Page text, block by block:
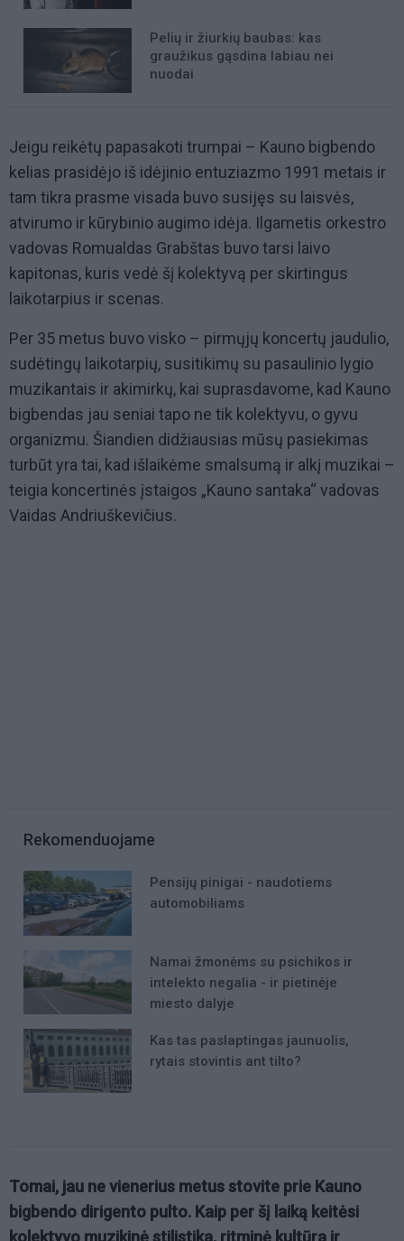
Pelių ir žiurkių baubas: kas
graužikus gąsdina labiau nei
nuodai
Jeigu reikėtų papasakoti trumpai – Kauno bigbendo
kelias prasidėjo iš idėjinio entuziazmo 1991 metais ir
tam tikra prasme visada buvo susijęs su laisvės,
atvirumo ir kūrybinio augimo idėja. Ilgametis orkestro
vadovas Romualdas Grabštas buvo tarsi laivo
kapitonas, kuris vedė šį kolektyvą per skirtingus
laikotarpius ir scenas.
Per 35 metus buvo visko – pirmųjų koncertų jaudulio,
sudėtingų laikotarpių, susitikimų su pasaulinio lygio
muzikantais ir akimirkų, kai suprasdavome, kad Kauno
bigbendas jau seniai tapo ne tik kolektyvu, o gyvu
organizmu. Šiandien didžiausias mūsų pasiekimas
turbūt yra tai, kad išlaikėme smalsumą ir alkį muzikai –
teigia koncertinės įstaigos „Kauno santaka“ vadovas
Vaidas Andriuškevičius.
Rekomenduojame
Pensijų pinigai - naudotiems
automobiliams
Namai žmonėms su psichikos ir
intelekto negalia - ir pietinėje
miesto dalyje
Kas tas paslaptingas jaunuolis,
rytais stovintis ant tilto?
Tomai, jau ne vienerius metus stovite prie Kauno
bigbendo dirigento pulto. Kaip per šį laiką keitėsi